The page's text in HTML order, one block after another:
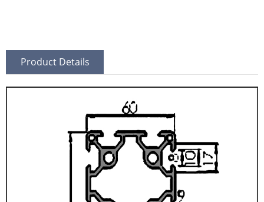
Product Details